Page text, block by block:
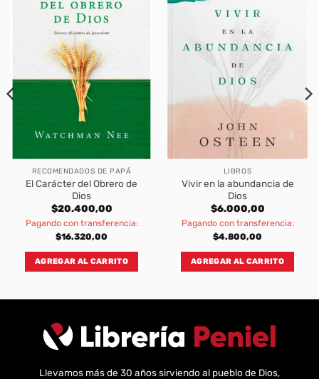
RECOMENDADOS DE PAPÁ
El Carácter del Obrero de
Dios
$20.400,00
Pagando con transferencia:
$16.320,00
AGREGAR AL CARRITO
LIBROS
Vivir en la abundancia de
Dios
$6.000,00
Pagando con transferencia:
$4.800,00
AGREGAR AL CARRITO
Llevamos más de 30 años sirviendo al pueblo de Dios,